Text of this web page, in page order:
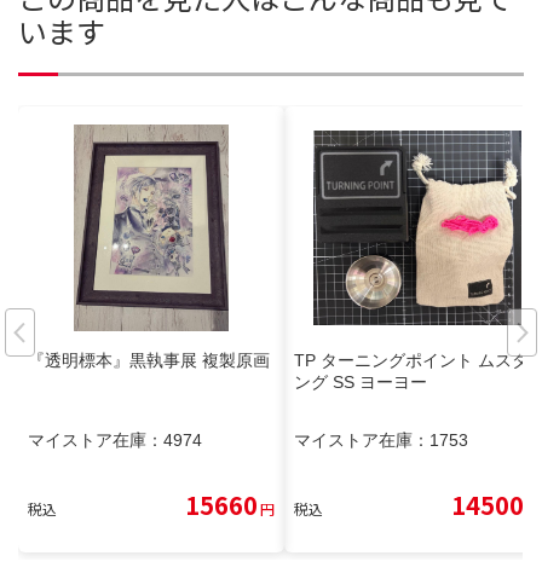
います
『透明標本』黒執事展 複製原画
マイストア在庫： 4974
税込 15660円
TP ターニングポイント ムスタ
ング SS ヨーヨー
マイストア在庫： 1753
税込 14500